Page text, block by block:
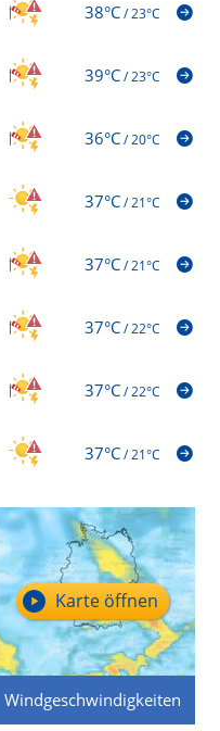
38°C/23°C
39°C/23°C
36°C/20°C
37°C/21°C
37°C/21°C
37°C/22°C
37°C/22°C
37°C/21°C
Windgeschwindigkeiten
Karte öffnen